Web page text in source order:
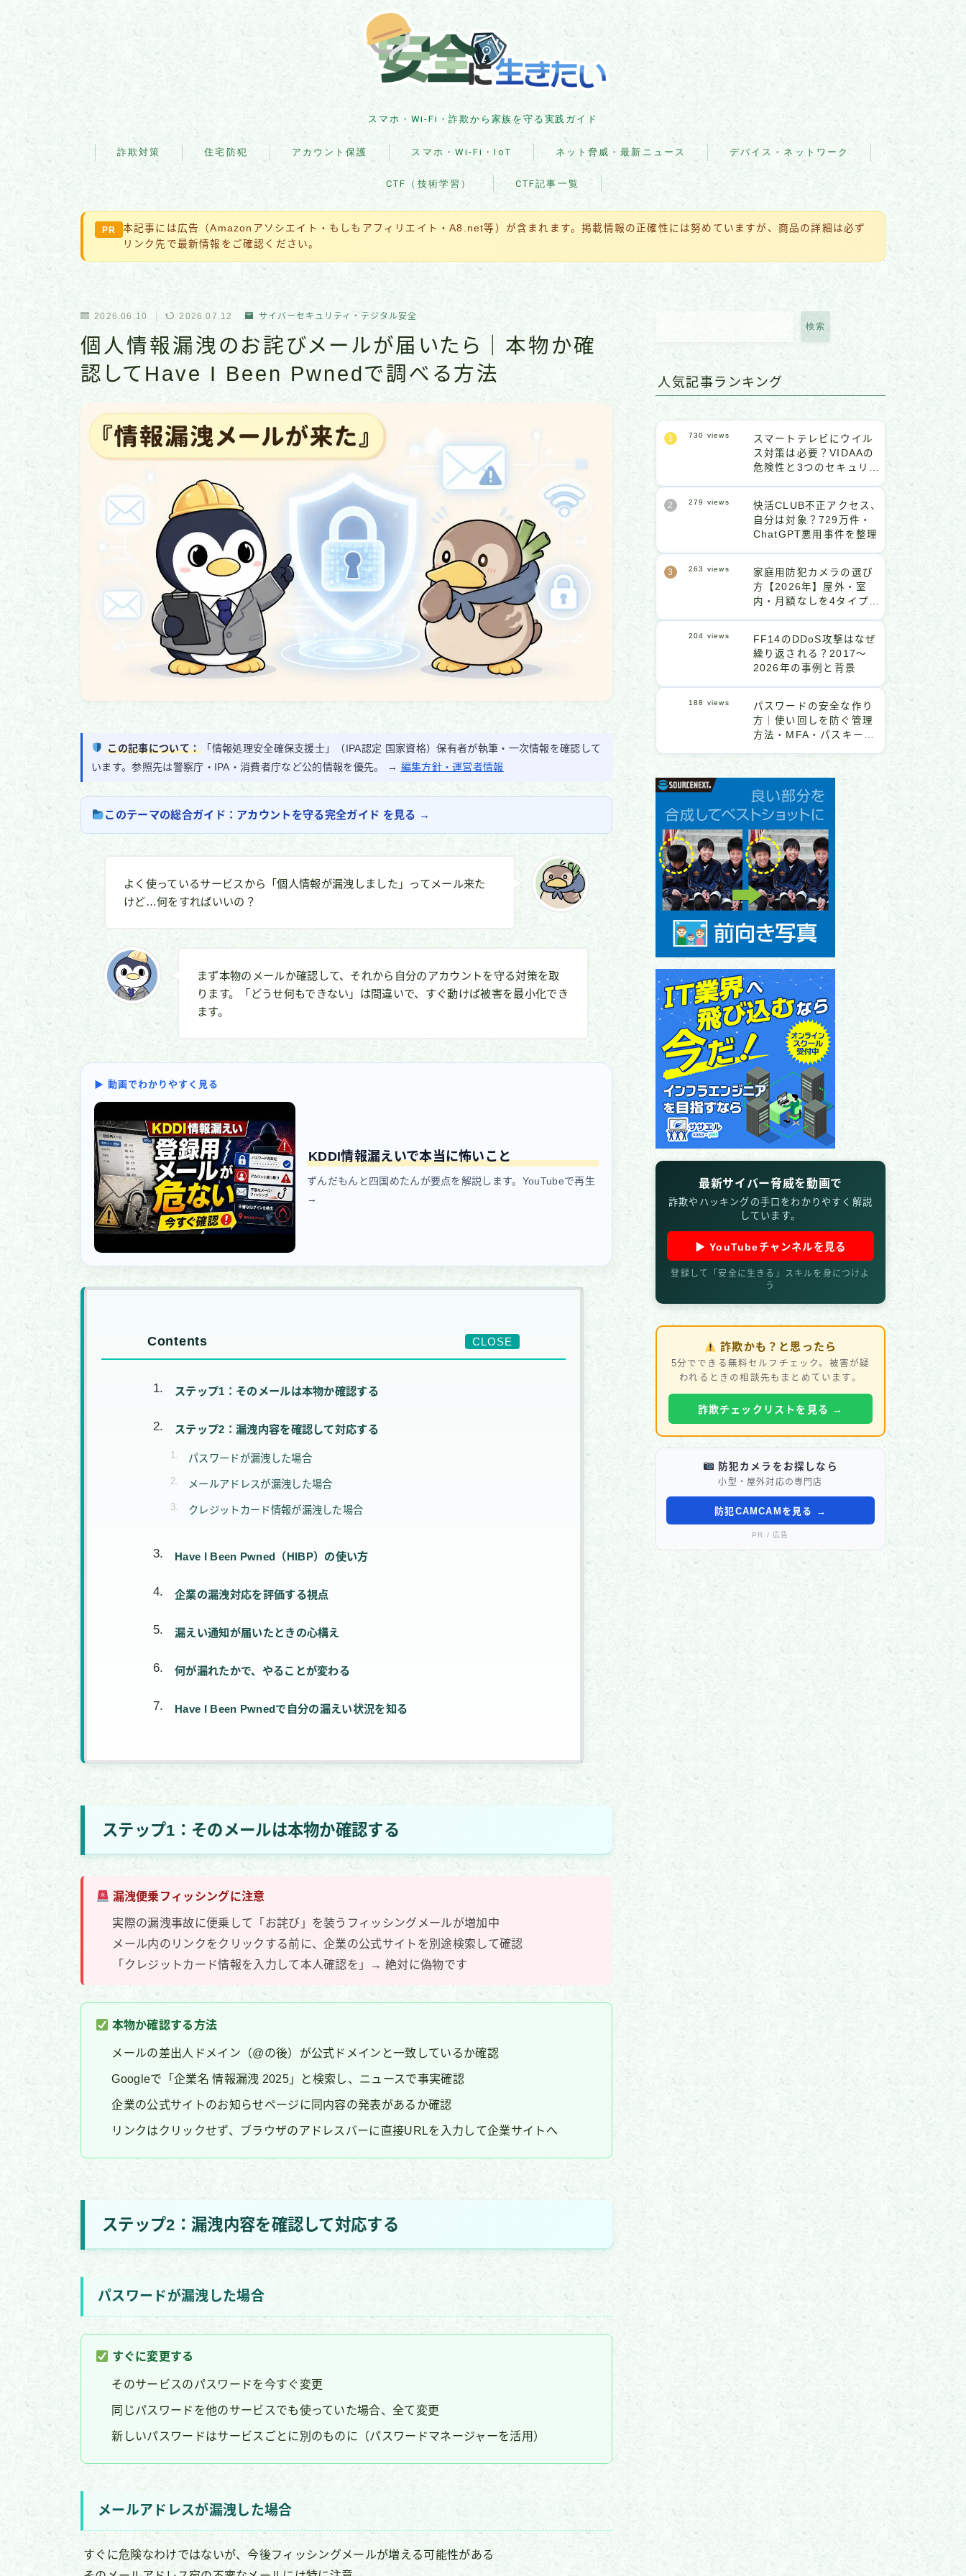
スマホ・Wi-Fi・詐欺から家族を守る実践ガイド
詐欺対策 住宅防犯 アカウント保護 スマホ・Wi-Fi・IoT ネット脅威・最新ニュース
企業・組織の被害事例
ア
国際・政治関連
デバイス・ネットワーク
CTF（技術学習） CTF記事一覧
PR
本記事には広告（Amazonアソシエイト・もしもアフィリエイト・A8.net等）が含まれます。掲載情報の正確性には努めていますが、商品の詳細は必ず
リンク先で最新情報をご確認ください。
2026.06.10 2026.07.12 サイバーセキュリティ・デジタル安全
個人情報漏洩のお詫びメールが届いたら｜本物か確
認してHave I Been Pwnedで調べる方法
この記事について：
「情報処理安全確保支援士」（IPA認定 国家資格）保有者が執筆・一次情報を確認して
います。参照先は警察庁・IPA・消費者庁など公的情報を優先。 → 編集方針・運営者情報
このテーマの総合ガイド：アカウントを守る完全ガイド を見る →
よく使っているサービスから「個人情報が漏洩しました」ってメール来た
けど…何をすればいいの？
まず本物のメールか確認して、それから自分のアカウントを守る対策を取
ります。「どうせ何もできない」は間違いで、すぐ動けば被害を最小化でき
ます。
▶ 動画でわかりやすく見る
KDDI情報漏えいで本当に怖いこと
ずんだもんと四国めたんが要点を解説します。YouTubeで再生
→
CLOSE
Contents
ステップ1：そのメールは本物か確認する
ステップ2：漏洩内容を確認して対応する
パスワードが漏洩した場合
メールアドレスが漏洩した場合
クレジットカード情報が漏洩した場合
Have I Been Pwned（HIBP）の使い方
企業の漏洩対応を評価する視点
漏えい通知が届いたときの心構え
何が漏れたかで、やることが変わる
Have I Been Pwnedで自分の漏えい状況を知る
ステップ1：そのメールは本物か確認する
漏洩便乗フィッシングに注意
実際の漏洩事故に便乗して「お詫び」を装うフィッシングメールが増加中
メール内のリンクをクリックする前に、企業の公式サイトを別途検索して確認
「クレジットカード情報を入力して本人確認を」→ 絶対に偽物です
本物か確認する方法
メールの差出人ドメイン（@の後）が公式ドメインと一致しているか確認
Googleで「企業名 情報漏洩 2025」と検索し、ニュースで事実確認
企業の公式サイトのお知らせページに同内容の発表があるか確認
リンクはクリックせず、ブラウザのアドレスバーに直接URLを入力して企業サイトへ
ステップ2：漏洩内容を確認して対応する
パスワードが漏洩した場合
すぐに変更する
そのサービスのパスワードを今すぐ変更
同じパスワードを他のサービスでも使っていた場合、全て変更
新しいパスワードはサービスごとに別のものに（パスワードマネージャーを活用）
メールアドレスが漏洩した場合
すぐに危険なわけではないが、今後フィッシングメールが増える可能性がある
検索
人気記事ランキング
スマートテレビにウイル
ス対策は必要？VIDAAの
危険性と3つのセキュリテ
730 views
快活CLUB不正アクセス、
自分は対象？729万件・
ChatGPT悪用事件を整理
279 views
家庭用防犯カメラの選び
方【2026年】屋外・室
内・月額なしを4タイプ比
263 views
FF14のDDoS攻撃はなぜ
繰り返される？2017〜
2026年の事例と背景
204 views
パスワードの安全な作り
方｜使い回しを防ぐ管理
方法・MFA・パスキーま
188 views
最新サイバー脅威を動画で
詐欺やハッキングの手口をわかりやすく解説
しています。
▶ YouTubeチャンネルを見る
登録して「安全に生きる」スキルを身につけよ
う
詐欺かも？と思ったら
5分でできる無料セルフチェック。被害が疑
われるときの相談先もまとめています。
詐欺チェックリストを見る →
防犯カメラをお探しなら
小型・屋外対応の専門店
防犯CAMCAMを見る →
PR / 広告